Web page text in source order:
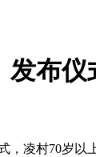
发布仪
，凌村70岁以